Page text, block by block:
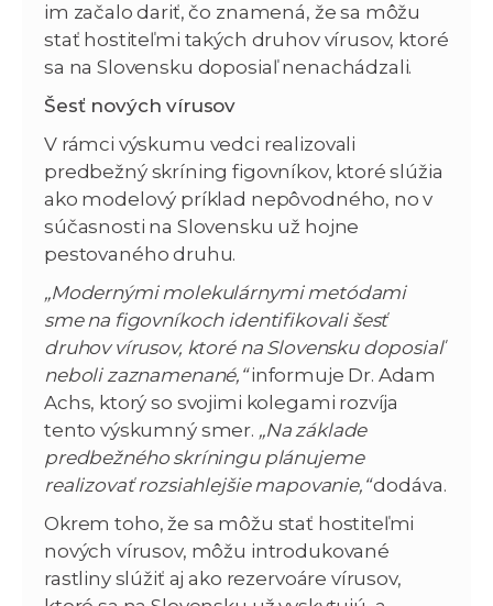
im začalo dariť, čo znamená, že sa môžu
stať hostiteľmi takých druhov vírusov, ktoré
sa na Slovensku doposiaľ nenachádzali.
Šesť nových vírusov
V rámci výskumu vedci realizovali
predbežný skríning figovníkov, ktoré slúžia
ako modelový príklad nepôvodného, no v
súčasnosti na Slovensku už hojne
pestovaného druhu.
„Modernými molekulárnymi metódami
sme na figovníkoch identifikovali šesť
druhov vírusov, ktoré na Slovensku doposiaľ
neboli zaznamenané,“informuje Dr. Adam
Achs, ktorý so svojimi kolegami rozvíja
tento výskumný smer. „Na základe
predbežného skríningu plánujeme
realizovať rozsiahlejšie mapovanie,“dodáva.
Okrem toho, že sa môžu stať hostiteľmi
nových vírusov, môžu introdukované
rastliny slúžiť aj ako rezervoáre vírusov,